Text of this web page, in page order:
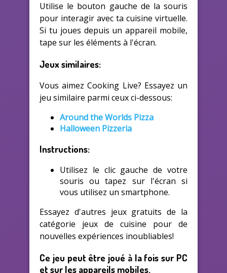
Utilise le bouton gauche de la souris
pour interagir avec ta cuisine virtuelle.
Si tu joues depuis un appareil mobile,
tape sur les éléments à l'écran.
Jeux similaires:
Vous aimez Cooking Live? Essayez un
jeu similaire parmi ceux ci-dessous:
Around the Worlds Pizza
Halloween Pizzeria
Instructions:
Utilisez le clic gauche de votre
souris ou tapez sur l'écran si
vous utilisez un smartphone.
Essayez d'autres jeux gratuits de la
catégorie jeux de cuisine pour de
nouvelles expériences inoubliables!
Ce jeu peut être joué à la fois sur PC
et sur les appareils mobiles.